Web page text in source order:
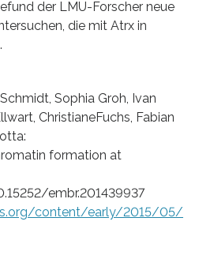
der LMU-Forscher neue
die mit Atrx in
Sophia Groh, Ivan
ChristianeFuchs, Fabian
formation at
embr.201439937
content/early/2015/05/